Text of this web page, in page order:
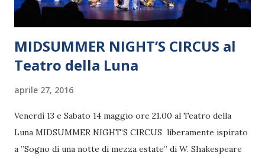
MIDSUMMER NIGHT’S CIRCUS al
Teatro della Luna
aprile 27, 2016
Venerdì 13 e Sabato 14 maggio ore 21.00 al Teatro della
Luna MIDSUMMER NIGHT’S CIRCUS liberamente ispirato
a ”Sogno di una notte di mezza estate” di W. Shakespeare